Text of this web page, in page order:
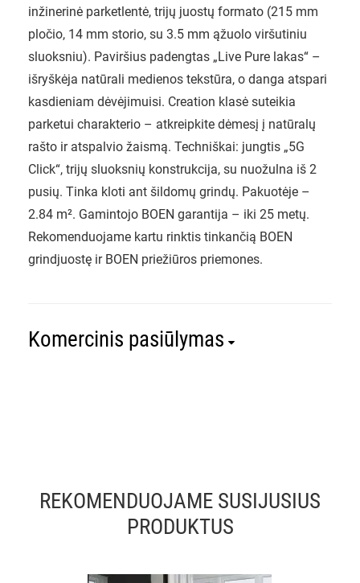
inžinerinė parketlentė, trijų juostų formato (215 mm
pločio, 14 mm storio, su 3.5 mm ąžuolo viršutiniu
sluoksniu). Paviršius padengtas „Live Pure lakas“ –
išryškėja natūrali medienos tekstūra, o danga atspari
kasdieniam dėvėjimuisi. Creation klasė suteikia
parketui charakterio – atkreipkite dėmesį į natūralų
rašto ir atspalvio žaismą. Techniškai: jungtis „5G
Click“, trijų sluoksnių konstrukcija, su nuožulna iš 2
pusių. Tinka kloti ant šildomų grindų. Pakuotėje –
2.84 m². Gamintojo BOEN garantija – iki 25 metų.
Rekomenduojame kartu rinktis tinkančią BOEN
grindjuostę ir BOEN priežiūros priemones.
Komercinis pasiūlymas
REKOMENDUOJAME SUSIJUSIUS
PRODUKTUS